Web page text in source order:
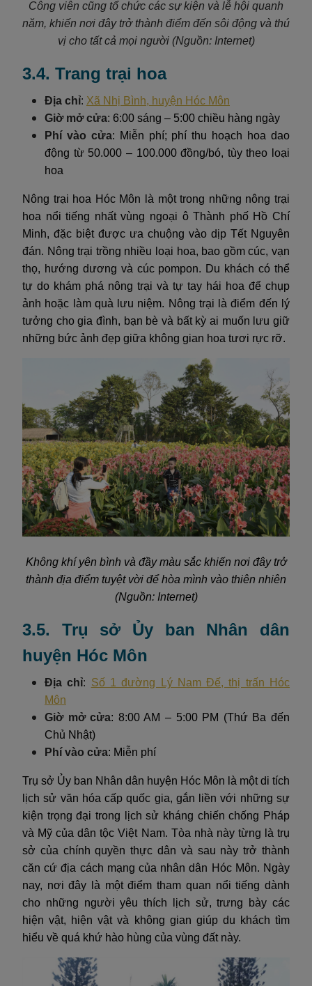
Công viên cũng tổ chức các sự kiện và lễ hội quanh
năm, khiến nơi đây trở thành điểm đến sôi động và thú
vị cho tất cả mọi người (Nguồn: Internet)
3.4. Trang trại hoa
Địa chỉ: Xã Nhị Bình, huyện Hóc Môn
Giờ mở cửa: 6:00 sáng – 5:00 chiều hàng ngày
Phí vào cửa: Miễn phí; phí thu hoạch hoa dao
động từ 50.000 – 100.000 đồng/bó, tùy theo loại
hoa
Nông trại hoa Hóc Môn là một trong những nông trại
hoa nổi tiếng nhất vùng ngoại ô Thành phố Hồ Chí
Minh, đặc biệt được ưa chuộng vào dịp Tết Nguyên
đán. Nông trại trồng nhiều loại hoa, bao gồm cúc, vạn
thọ, hướng dương và cúc pompon. Du khách có thể
tự do khám phá nông trại và tự tay hái hoa để chụp
ảnh hoặc làm quà lưu niệm. Nông trại là điểm đến lý
tưởng cho gia đình, bạn bè và bất kỳ ai muốn lưu giữ
những bức ảnh đẹp giữa không gian hoa tươi rực rỡ.
Không khí yên bình và đầy màu sắc khiến nơi đây trở
thành địa điểm tuyệt vời để hòa mình vào thiên nhiên
(Nguồn: Internet)
3.5. Trụ sở Ủy ban Nhân dân
huyện Hóc Môn
Địa chỉ: Số 1 đường Lý Nam Đế, thị trấn Hóc
Môn
Giờ mở cửa: 8:00 AM – 5:00 PM (Thứ Ba đến
Chủ Nhật)
Phí vào cửa: Miễn phí
Trụ sở Ủy ban Nhân dân huyện Hóc Môn là một di tích
lịch sử văn hóa cấp quốc gia, gắn liền với những sự
kiện trọng đại trong lịch sử kháng chiến chống Pháp
và Mỹ của dân tộc Việt Nam. Tòa nhà này từng là trụ
sở của chính quyền thực dân và sau này trở thành
căn cứ địa cách mạng của nhân dân Hóc Môn. Ngày
nay, nơi đây là một điểm tham quan nổi tiếng dành
cho những người yêu thích lịch sử, trưng bày các
hiện vật, hiện vật và không gian giúp du khách tìm
hiểu về quá khứ hào hùng của vùng đất này.